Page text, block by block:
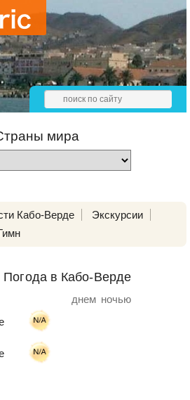
мира
Кабо-Верде
Экскурсии
Погода в Кабо-Верде
днем ночью